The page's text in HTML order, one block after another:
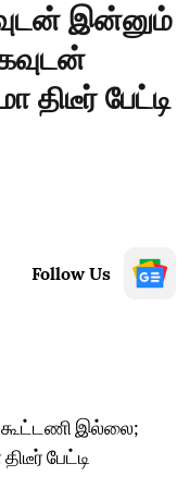
இன்னும்
திடீர் பேட்டி
Follow Us
கூட்டணி இல்லை;
பேட்டி